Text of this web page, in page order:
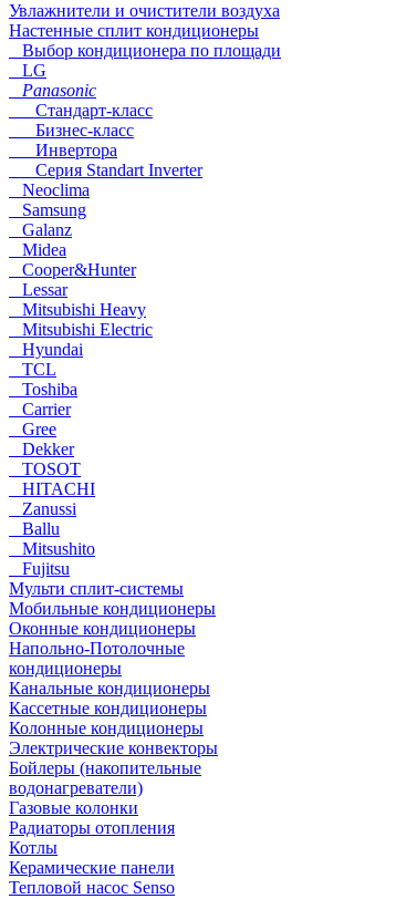
Увлажнители и очистители воздуха
Настенные сплит кондиционеры
Выбор кондиционера по площади
LG
Panasonic
Стандарт-класс
Бизнес-класс
Инвертора
Серия Standart Inverter
Neoclima
Samsung
Galanz
Midea
Cooper&Hunter
Lessar
Mitsubishi Heavy
Mitsubishi Electric
Hyundai
TCL
Toshiba
Carrier
Gree
Dekker
TOSOT
HITACHI
Zanussi
Ballu
Mitsushito
Fujitsu
Мульти сплит-системы
Мобильные кондиционеры
Оконные кондиционеры
Напольно-Потолочные
кондиционеры
Канальные кондиционеры
Кассетные кондиционеры
Колонные кондиционеры
Электрические конвекторы
Бойлеры (накопительные
водонагреватели)
Газовые колонки
Радиаторы отопления
Котлы
Керамические панели
Тепловой насос Senso